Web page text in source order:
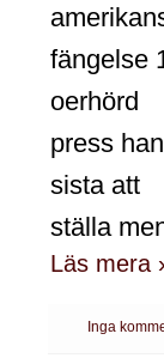
fängelse
oerhörd
press
sista att
ställa
Läs mera
Inga